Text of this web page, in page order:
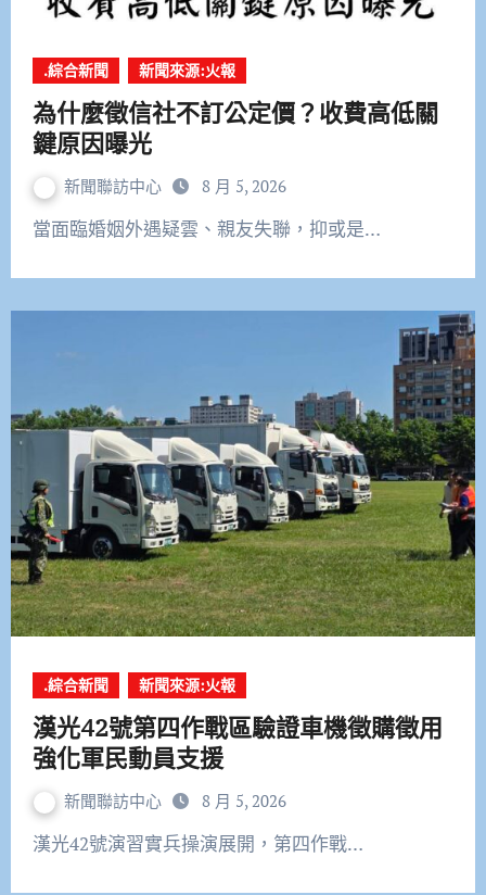
.綜合新聞 新聞來源:火報
為什麼徵信社不訂公定價？收費高低關
鍵原因曝光
新聞聯訪中心 8 月 5, 2026
當面臨婚姻外遇疑雲、親友失聯，抑或是…
.綜合新聞 新聞來源:火報
漢光42號第四作戰區驗證車機徵購徵用
強化軍民動員支援
新聞聯訪中心 8 月 5, 2026
漢光42號演習實兵操演展開，第四作戰…